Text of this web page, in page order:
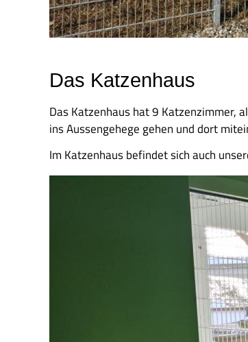
Das Katzenhaus
Das Katzenhaus hat 9 Katzenzimmer,
ins Aussengehege gehen und dort
Im Katzenhaus befindet sich auch